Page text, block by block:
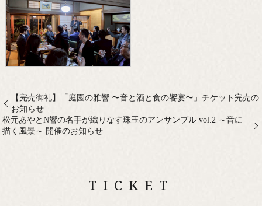
【完売御礼】「庭園の雅響 〜音と酒と食の饗宴〜」チケット完売の
お知らせ
松元あやとN響の名手が織りなす珠玉のアンサンブル vol.2 ～音に
描く風景～ 開催のお知らせ
TICKET